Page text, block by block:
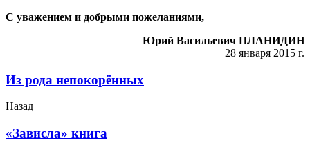
С уважением и добрыми пожеланиями,
Юрий Васильевич ПЛАНИДИН
28 января 2015 г.
Из рода непокорённых
Назад
«Зависла» книга